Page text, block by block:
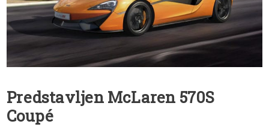
Predstavljen McLaren 570S
Coupé